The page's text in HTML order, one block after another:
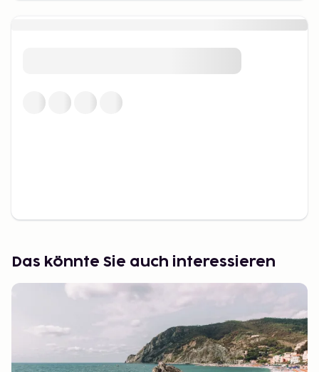
Das könnte Sie auch interessieren